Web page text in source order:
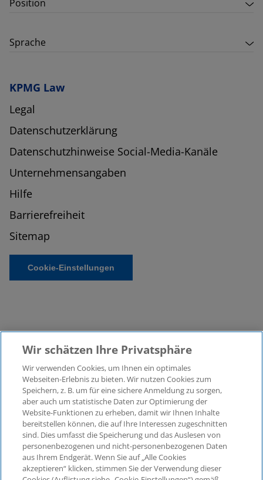
Position
Sprache
KPMG Law
Legal
Datenschutzerklärung
Datenschutzhinweise Social-Media-Kanäle
Unternehmensangaben
Hilfe
Barrierefreiheit
Sitemap
Cookie-Einstellungen
©2026 KPMG Law Rechtsanwaltsgesellschaft mbH,
assoziiert mit der KPMG AG
Wirtschaftsprüfungsgesellschaft, einer
Aktiengesellschaft nach deutschem Recht und ein
Mitglied der globalen KPMG-Organisation
unabhängiger Mitgliedsfirmen, die KPMG International
Limited, einer Private English Company Limited by
Guarantee, angeschlossen sind. Alle Rechte
Wir schätzen Ihre Privatsphäre
Wir verwenden Cookies, um Ihnen ein optimales
Webseiten-Erlebnis zu bieten. Wir nutzen Cookies zum
Speichern, z. B. um für eine sichere Anmeldung zu sorgen,
aber auch um statistische Daten zur Optimierung der
Website-Funktionen zu erheben, damit wir Ihnen Inhalte
bereitstellen können, die auf Ihre Interessen zugeschnitten
sind. Dies umfasst die Speicherung und das Auslesen von
personenbezogenen und nicht-personenbezogenen Daten
aus Ihrem Endgerät. Wenn Sie auf „Alle Cookies
akzeptieren“ klicken, stimmen Sie der Verwendung dieser